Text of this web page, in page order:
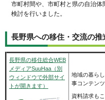
市町村間や、市町村と県の自治体
検討を行いました。
長野県への移住・交流の推
長野県の移住総合WEB
メディアSuuHaa（別
ウィンドウで外部サイ
トが開きます）
地域の暮ら
事コンテン
資料請求も